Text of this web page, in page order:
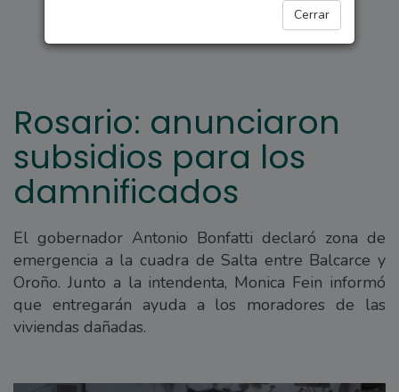
Cerrar
Rosario: anunciaron
subsidios para los
damnificados
El gobernador Antonio Bonfatti declaró zona de
emergencia a la cuadra de Salta entre Balcarce y
Oroño. Junto a la intendenta, Monica Fein informó
que entregarán ayuda a los moradores de las
viviendas dañadas.